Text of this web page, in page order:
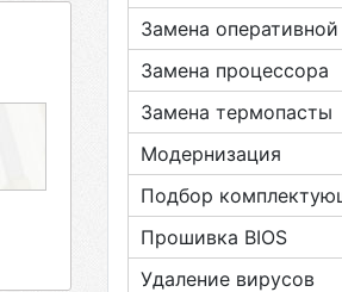
Замена
Замена процессора
Замена термопасты
Модернизация
Подбор
Прошивка BIOS
Удаление вирусов